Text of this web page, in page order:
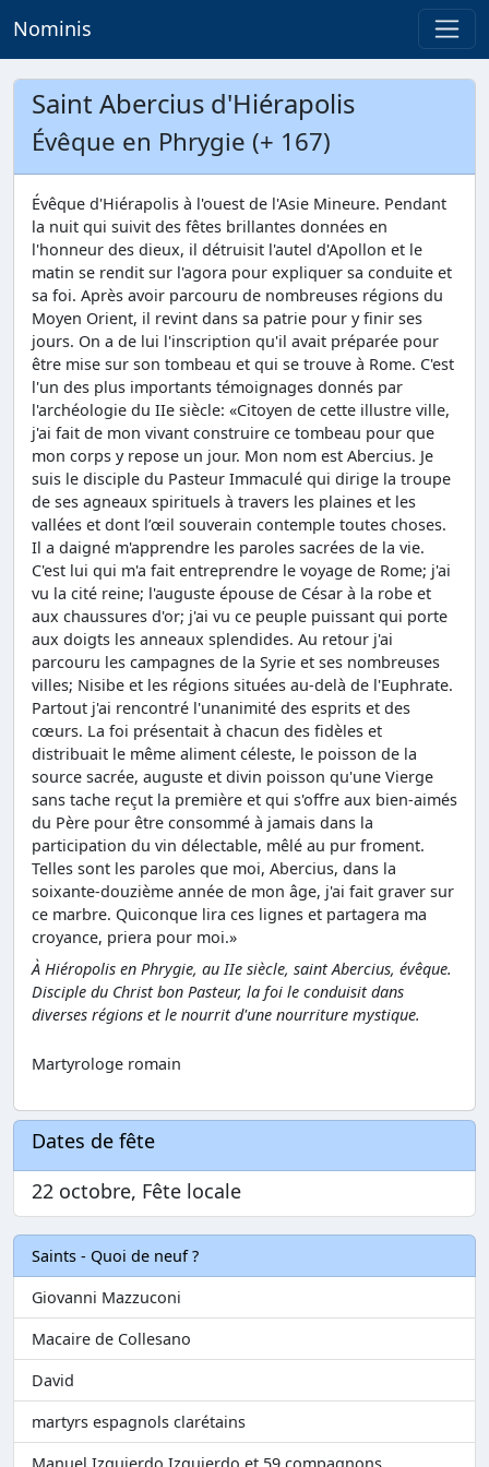
Nominis
Saint Abercius d'Hiérapolis
Évêque en Phrygie (+ 167)
Évêque d'Hiérapolis à l'ouest de l'Asie Mineure. Pendant
la nuit qui suivit des fêtes brillantes données en
l'honneur des dieux, il détruisit l'autel d'Apollon et le
matin se rendit sur l'agora pour expliquer sa conduite et
sa foi. Après avoir parcouru de nombreuses régions du
Moyen Orient, il revint dans sa patrie pour y finir ses
jours. On a de lui l'inscription qu'il avait préparée pour
être mise sur son tombeau et qui se trouve à Rome. C'est
l'un des plus importants témoignages donnés par
l'archéologie du IIe siècle: «Citoyen de cette illustre ville,
j'ai fait de mon vivant construire ce tombeau pour que
mon corps y repose un jour. Mon nom est Abercius. Je
suis le disciple du Pasteur Immaculé qui dirige la troupe
de ses agneaux spirituels à travers les plaines et les
vallées et dont l’œil souverain contemple toutes choses.
Il a daigné m'apprendre les paroles sacrées de la vie.
C'est lui qui m'a fait entreprendre le voyage de Rome; j'ai
vu la cité reine; l'auguste épouse de César à la robe et
aux chaussures d'or; j'ai vu ce peuple puissant qui porte
aux doigts les anneaux splendides. Au retour j'ai
parcouru les campagnes de la Syrie et ses nombreuses
villes; Nisibe et les régions situées au-delà de l'Euphrate.
Partout j'ai rencontré l'unanimité des esprits et des
cœurs. La foi présentait à chacun des fidèles et
distribuait le même aliment céleste, le poisson de la
source sacrée, auguste et divin poisson qu'une Vierge
sans tache reçut la première et qui s'offre aux bien-aimés
du Père pour être consommé à jamais dans la
participation du vin délectable, mêlé au pur froment.
Telles sont les paroles que moi, Abercius, dans la
soixante-douzième année de mon âge, j'ai fait graver sur
ce marbre. Quiconque lira ces lignes et partagera ma
croyance, priera pour moi.»
À Hiéropolis en Phrygie, au IIe siècle, saint Abercius, évêque.
Disciple du Christ bon Pasteur, la foi le conduisit dans
diverses régions et le nourrit d'une nourriture mystique.
Martyrologe romain
Dates de fête
22 octobre, Fête locale
Saints - Quoi de neuf ?
Giovanni Mazzuconi
Macaire de Collesano
David
martyrs espagnols clarétains
Manuel Izquierdo Izquierdo et 59 compagnons